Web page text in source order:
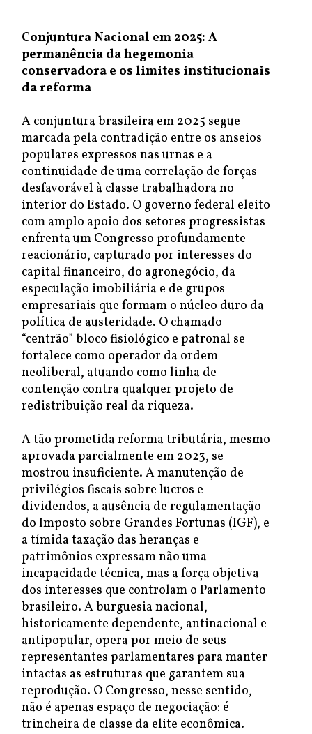
Conjuntura Nacional em 2025: A
permanência da hegemonia
conservadora e os limites institucionais
da reforma
A conjuntura brasileira em 2025 segue
marcada pela contradição entre os anseios
populares expressos nas urnas e a
continuidade de uma correlação de forças
desfavorável à classe trabalhadora no
interior do Estado. O governo federal eleito
com amplo apoio dos setores progressistas
enfrenta um Congresso profundamente
reacionário, capturado por interesses do
capital financeiro, do agronegócio, da
especulação imobiliária e de grupos
empresariais que formam o núcleo duro da
política de austeridade. O chamado
“centrão” bloco fisiológico e patronal se
fortalece como operador da ordem
neoliberal, atuando como linha de
contenção contra qualquer projeto de
redistribuição real da riqueza.
A tão prometida reforma tributária, mesmo
aprovada parcialmente em 2023, se
mostrou insuficiente. A manutenção de
privilégios fiscais sobre lucros e
dividendos, a ausência de regulamentação
do Imposto sobre Grandes Fortunas (IGF), e
a tímida taxação das heranças e
patrimônios expressam não uma
incapacidade técnica, mas a força objetiva
dos interesses que controlam o Parlamento
brasileiro. A burguesia nacional,
historicamente dependente, antinacional e
antipopular, opera por meio de seus
representantes parlamentares para manter
intactas as estruturas que garantem sua
reprodução. O Congresso, nesse sentido,
não é apenas espaço de negociação: é
trincheira de classe da elite econômica.